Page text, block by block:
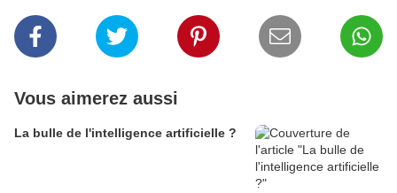
Vous aimerez aussi
La bulle de l'intelligence artificielle ?